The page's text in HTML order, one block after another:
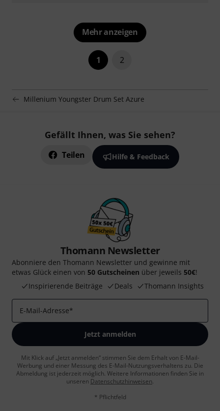
Mehr anzeigen
1 2
Millenium Youngster Drum Set Azure
Gefällt Ihnen, was Sie sehen?
Teilen Hilfe & Feedback
Thomann Newsletter
Abonniere den Thomann Newsletter und gewinne mit
etwas Glück einen von 50 Gutscheinen über jeweils 50€!
Inspirierende Beiträge
Deals Thomann Insights
E-Mail-Adresse*
Jetzt anmelden
Mit Klick auf „Jetzt anmelden“ stimmen Sie dem Erhalt von E-Mail-
Werbung und einer Messung des E-Mail-Nutzungsverhaltens zu. Die
Abmeldung ist jederzeit möglich. Weitere Informationen finden Sie in
unseren Datenschutzhinweisen.
* Pflichtfeld